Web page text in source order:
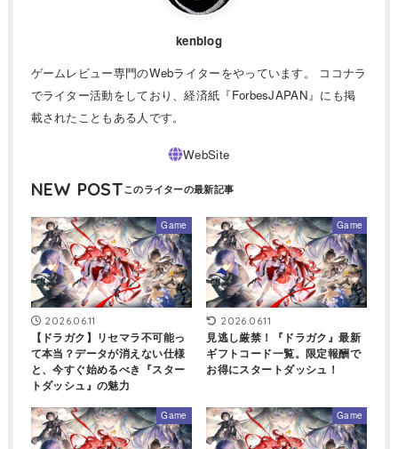
kenblog
ゲームレビュー専門のWebライターをやっています。 ココナラ
でライター活動をしており、経済紙『ForbesJAPAN』にも掲
載されたこともある人です。
NEW POST
Game
2026.06.11
【ドラガク】リセマラ不可能っ
て本当？データが消えない仕様
と、今すぐ始めるべき『スター
トダッシュ』の魅力
Game
2026.06.11
見逃し厳禁！『ドラガク』最新
ギフトコード一覧。限定報酬で
お得にスタートダッシュ！
Game Game